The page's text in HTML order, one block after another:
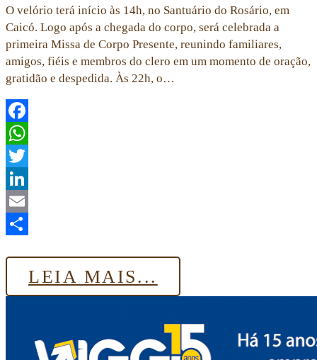
O velório terá início às 14h, no Santuário do Rosário, em
Caicó. Logo após a chegada do corpo, será celebrada a
primeira Missa de Corpo Presente, reunindo familiares,
amigos, fiéis e membros do clero em um momento de oração,
gratidão e despedida. Às 22h, o…
Facebook
WhatsApp
Twitter
LinkedIn
Email
LEIA MAIS...